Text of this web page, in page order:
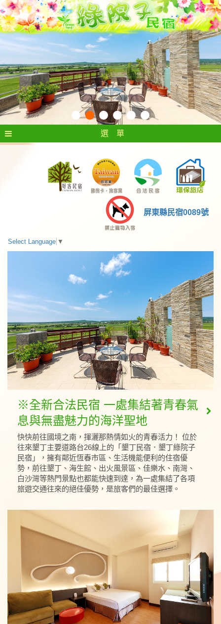
選 單
屏東縣民宿0089號
Select Language ▼
※全新合法民宿 一處集結著青春氣
息與無盡魅力的海洋聖地
快快前往國境之南，揮灑那熱情如火的青春活力！ 位於
往來墾丁主要道路台26線上的「墾丁民宿．墾丁綠院子
民宿」，擁有鄰近恆春市區、生活機能便利的住宿優
勢，前往墾丁、海生館、出火風景區、佳樂水、南灣、
白沙灣等熱門景點也都能快速到達，為一處集結了各項
旅遊交通往來的絕佳優勢，是旅客們的最佳選擇。